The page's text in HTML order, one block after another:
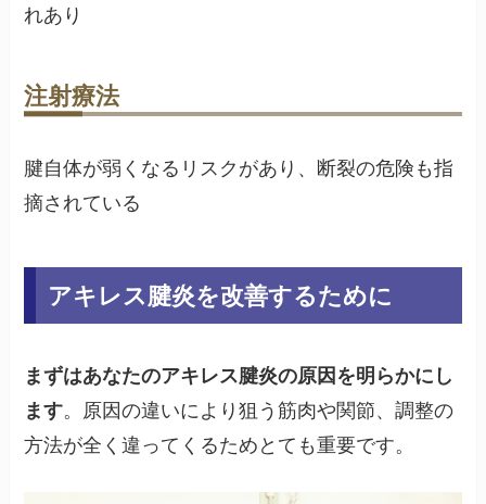
れあり
注射療法
腱自体が弱くなるリスクがあり、断裂の危険も指
摘されている
アキレス腱炎を改善するために
まずはあなたのアキレス腱炎の原因を明らかにし
ます。原因の違いにより狙う筋肉や関節、調整の
方法が全く違ってくるためとても重要です。